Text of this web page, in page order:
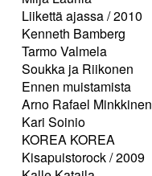
Liikettä ajassa / 2010
Kenneth Bamberg
Tarmo Valmela
Soukka ja Riikonen
Ennen muistamista
Arno Rafael Minkkinen
Kari Soinio
KOREA KOREA
Kisapuistorock / 2009